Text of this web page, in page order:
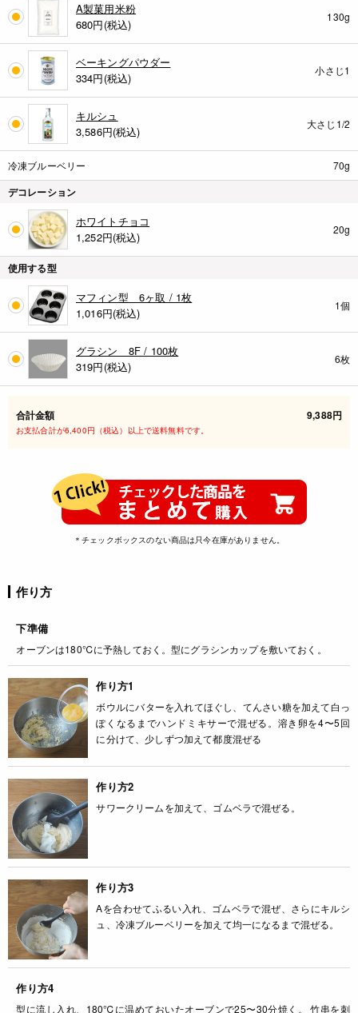
A製菓用米粉
680円(税込)
130g
ベーキングパウダー
334円(税込)
小さじ1
キルシュ
3,586円(税込)
大さじ1/2
冷凍ブルーベリー 70g
デコレーション
ホワイトチョコ
1,252円(税込)
20g
使用する型
マフィン型 6ヶ取 / 1枚
1,016円(税込)
1個
グラシン 8F / 100枚
319円(税込)
6枚
合計金額 9,388円
お支払合計が6,400円（税込）以上で送料無料です。
＊チェックボックスのない商品は只今在庫がありません。
作り方
下準備
オーブンは180℃に予熱しておく。型にグラシンカップを敷いておく。
作り方1
ボウルにバターを入れてほぐし、てんさい糖を加えて白っ
ぽくなるまでハンドミキサーで混ぜる。溶き卵を4〜5回
に分けて、少しずつ加えて都度混ぜる
作り方2
サワークリームを加えて、ゴムベラで混ぜる。
作り方3
Aを合わせてふるい入れ、ゴムベラで混ぜ、さらにキルシ
ュ、冷凍ブルーベリーを加えて均一になるまで混ぜる。
作り方4
型に流し入れ、180℃に温めておいたオーブンで25〜30分焼く。 竹串を刺